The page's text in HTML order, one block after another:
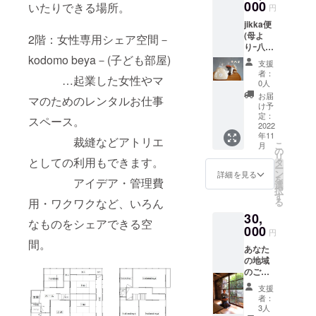
いたりできる場所。
2階：女性専用シェア空間－
kodomo beya－(子ども部屋)
…起業した女性やマ
マのためのレンタルお仕事
スペース。
裁縫などアトリエ
としての利用もできます。
アイデア・管理費
用・ワクワクなど、いろん
なものをシェアできる空
間。
に表記
されま
す。
途お子
あり)
鍋の炊
おむす
びと共
に、一
生懸命
お聞き
しま
す。 ※
日程や
お時間
等はご
相談の
上決め
させて
頂きま
苦手食
材など
お伝え
下さ
い。 ※
お子様
連れで
の参加
所はも
ちろ
ん、ア
イデア
やラン
ニング
コスト
なども
シェ
ア。 裁
縫など
のアト
リエと
しての
利用も
できま
の半額
でお試
ます。
※使用期
限2023
年3月末
※改装前
の写真
000 円
jikka便
(母よ
りｰ八尾
のお気
に入り
送る
ねｰ)
jikkaに
母がい
たとし
たら‥
丁寧に
ご飯を
作った
り相手
な人。
美味し
いお米
やお味
噌、や
さしい
洗剤や
日常に
使う
支援
者：
0人
お届
け予
定：
2022
年11
月
詳細を見る
こ
の
リ
タ
ー
ン
を
選
択
す
る
30,
000 円
あなた
の地域
のご縁
をむす
びます
♬出張
支援
者：
3人